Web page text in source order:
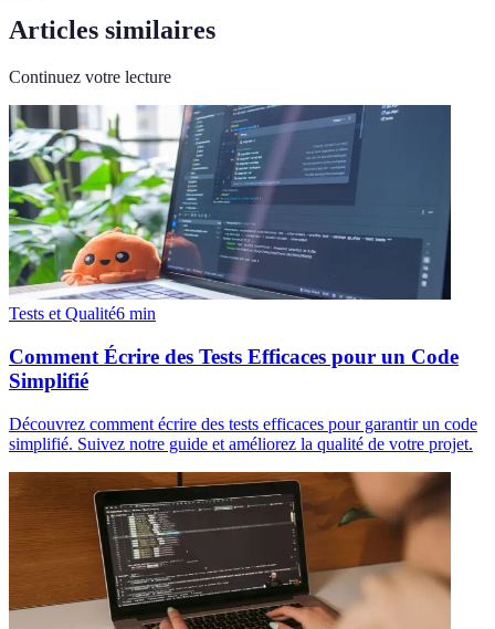
Articles similaires
Continuez votre lecture
Tests et Qualité6 min
Comment Écrire des Tests Efficaces pour un Code
Simplifié
Découvrez comment écrire des tests efficaces pour garantir un code
simplifié. Suivez notre guide et améliorez la qualité de votre projet.